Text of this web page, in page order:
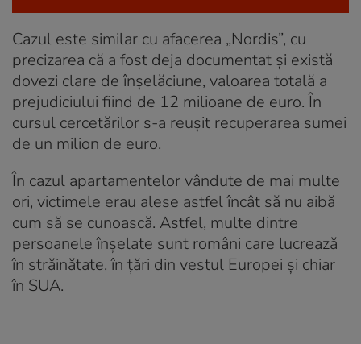
Cazul este similar cu afacerea „Nordis”, cu
precizarea că a fost deja documentat și există
dovezi clare de înșelăciune, valoarea totală a
prejudiciului fiind de 12 milioane de euro. În
cursul cercetărilor s-a reușit recuperarea sumei
de un milion de euro.
În cazul apartamentelor vândute de mai multe
ori, victimele erau alese astfel încât să nu aibă
cum să se cunoască. Astfel, multe dintre
persoanele înșelate sunt români care lucrează
în străinătate, în țări din vestul Europei și chiar
în SUA.